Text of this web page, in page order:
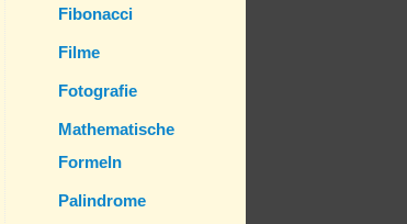
Fibonacci
Filme
Fotografie
Mathematische
Formeln
Palindrome